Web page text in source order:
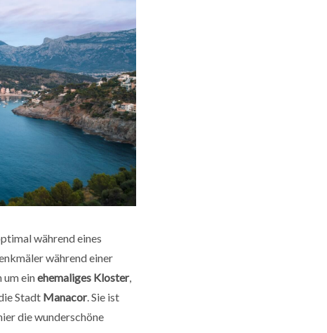
während eines
während einer
um einehemaliges Kloster,
Stadt Manacor. Sie ist
die wunderschöne